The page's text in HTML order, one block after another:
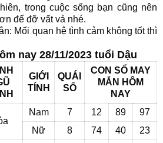
trong cuộc sống bạn cũng nên
để đỡ vất vả nhé.
Mối quan hệ tình cảm không tốt thì
nay 28/11/2023 tuổi Dậu
GIỚI
TÍNH
QUÁI
SỐ
CON SỐ MAY
MẮN HÔM
NAY
Nam 7 12 89
97
Nữ
8 74 40 23